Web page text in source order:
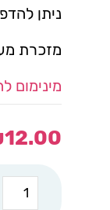
ניתן
מזכרת
מינימום
12.00
כמות
של